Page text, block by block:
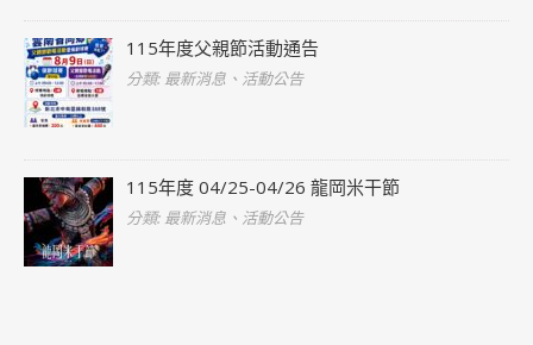
115年度父親節活動通告
分類: 最新消息、活動公告
115年度 04/25-04/26 龍岡米干節
分類: 最新消息、活動公告